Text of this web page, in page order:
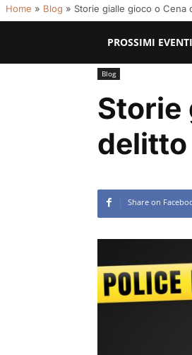
Home » Blog » Storie gialle gioco o Cena
PROSSIMI EVENTI
Blog
Storie
delitto
Share on